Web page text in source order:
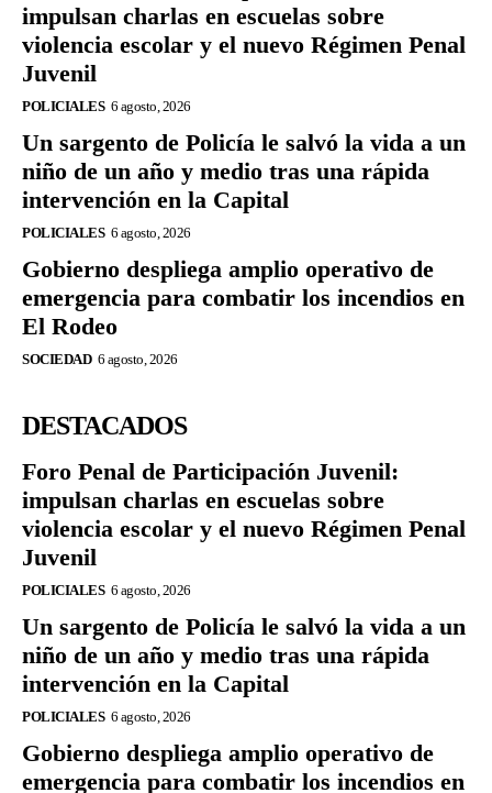
impulsan charlas en escuelas sobre
violencia escolar y el nuevo Régimen Penal
Juvenil
POLICIALES 6 agosto, 2026
Un sargento de Policía le salvó la vida a un
niño de un año y medio tras una rápida
intervención en la Capital
POLICIALES 6 agosto, 2026
Gobierno despliega amplio operativo de
emergencia para combatir los incendios en
El Rodeo
SOCIEDAD 6 agosto, 2026
DESTACADOS
Foro Penal de Participación Juvenil:
impulsan charlas en escuelas sobre
violencia escolar y el nuevo Régimen Penal
Juvenil
POLICIALES 6 agosto, 2026
Un sargento de Policía le salvó la vida a un
niño de un año y medio tras una rápida
intervención en la Capital
POLICIALES 6 agosto, 2026
Gobierno despliega amplio operativo de
emergencia para combatir los incendios en